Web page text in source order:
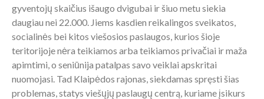
gyventojų skaičius išaugo dvigubai ir šiuo metu siekia
daugiau nei 22.000. Jiems kasdien reikalingos sveikatos,
socialinės bei kitos viešosios paslaugos, kurios šioje
teritorijoje nėra teikiamos arba teikiamos privačiai ir maža
apimtimi, o seniūnija patalpas savo veiklai apskritai
nuomojasi. Tad Klaipėdos rajonas, siekdamas spręsti šias
problemas, statys viešųjų paslaugų centrą, kuriame įsikurs